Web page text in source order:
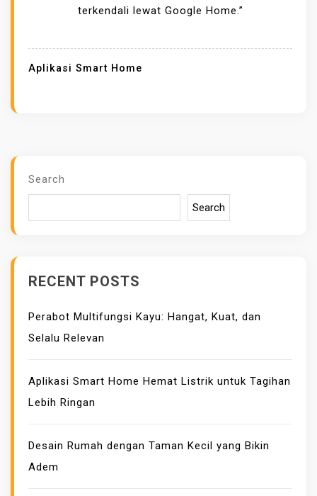
terkendali lewat Google Home.”
Aplikasi Smart Home
Search
Search
RECENT POSTS
Perabot Multifungsi Kayu: Hangat, Kuat, dan
Selalu Relevan
Aplikasi Smart Home Hemat Listrik untuk Tagihan
Lebih Ringan
Desain Rumah dengan Taman Kecil yang Bikin
Adem